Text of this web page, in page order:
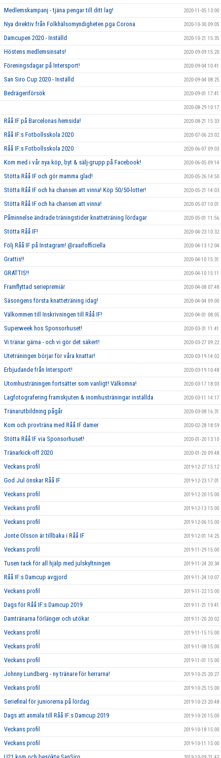
Medlemskampanj - tjäna pengar till ditt lag! 2020-11-05 13:00
Nya direktiv från Folkhälsomyndigheten pga Corona 2020-10-30 09:05
Damcupen 2020 - Inställd 2020-10-21 15:35
Höstens medlemsinsats! 2020-09-09 15:20
Föreningsdagar på Intersport! 2020-09-04 10:41
San Siro Cup 2020 - Inställd 2020-09-04 08:25
Bedrägeriförsök 2020-09-01 17:41
2020-08-29 10:17
Råå IF på Barcelonas hemsida! 2020-08-21 15:33
Råå IF:s Fotbollsskola 2020 2020-07-06 23:02
Råå IF:s Fotbollsskola 2020 2020-06-07 09:03
Kom med i vår nya köp, byt & sälj-grupp på Facebook! 2020-06-05 09:14
Stötta Råå IF och gör mamma glad! 2020-05-26 14:50
Stötta Råå IF och ha chansen att vinna! Köp 50/50-lotter! 2020-05-21 14:03
Stötta Råå IF och ha chansen att vinna! 2020-05-07 10:01
Påminnelse ändrade träningstider knatteträning lördagar 2020-05-01 11:56
Stötta Råå IF! 2020-04-23 10:32
Följ Råå IF på Instagram! @raaifofficiella 2020-04-13 12:04
Grattis!! 2020-04-10 15:31
GRATTIS!! 2020-04-10 15:11
Framflyttad seriepremiär 2020-04-08 07:48
Säsongens första knatteträning idag! 2020-04-04 09:00
Välkommen till Inskrivningen till Råå IF! 2020-04-01 08:05
Superweek hos Sponsorhuset! 2020-03-31 11:41
Vi tränar gärna - och vi gör det säkert! 2020-03-27 09:22
Uteträningen börjar för våra knattar! 2020-03-19 14:02
Erbjudande från Intersport! 2020-03-19 10:48
Utomhusträningen fortsätter som vanligt! Välkomna! 2020-03-17 18:03
Lagfotografering framskjuten & inomhusträningar inställda 2020-03-11 14:17
Tränarutbildning pågår 2020-03-08 16:31
Kom och provträna med Råå IF damer 2020-02-28 18:59
Stötta Råå IF via Sponsorhuset! 2020-01-20 13:10
Tränarkick-off 2020 2020-01-20 09:48
Veckans profil 2019-12-27 15:12
God Jul önskar Råå IF 2019-12-23 17:01
Veckans profil 2019-12-20 15:00
Veckans profil 2019-12-13 15:00
Veckans profil 2019-12-06 15:00
Jonte Olsson är tillbaka i Råå IF 2019-12-01 14:25
Veckans profil 2019-11-29 15:00
Tusen tack för all hjälp med julskyltningen 2019-11-24 20:34
Råå IF:s Damcup avgjord 2019-11-24 10:07
Veckans profil 2019-11-22 15:00
Dags för Råå IF:s Damcup 2019 2019-11-21 19:41
Damtränarna förlänger och utökar 2019-11-20 20:02
Veckans profil 2019-11-15 15:00
Veckans profil 2019-11-08 15:00
Veckans profil 2019-11-01 15:00
Johnny Lundberg - ny tränare för herrarna! 2019-10-25 20:27
Veckans profil 2019-10-25 15:00
Seriefinal för juniorerna på lördag 2019-10-23 20:48
Dags att anmäla till Råå IF:s Damcup 2019 2019-10-20 15:00
Veckans profil 2019-10-18 15:00
Veckans profil 2019-10-11 15:00